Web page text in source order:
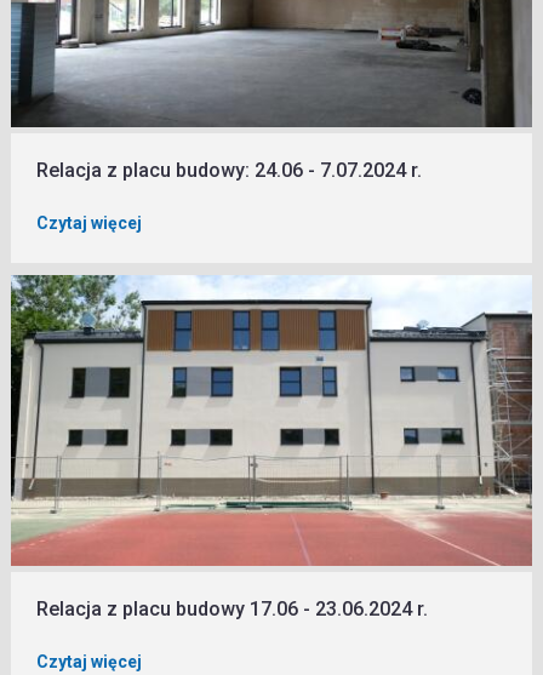
Relacja z placu budowy: 24.06 - 7.07.2024 r.
Czytaj więcej
Relacja z placu budowy 17.06 - 23.06.2024 r.
Czytaj więcej